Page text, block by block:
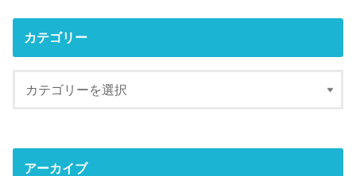
カテゴリー
アーカイブ